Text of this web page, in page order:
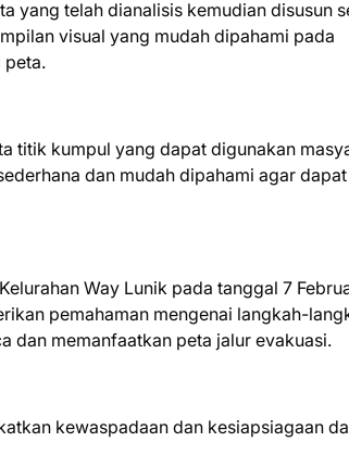
yang telah dianalisis kemudian disusun
visual yang mudah dipahami pada
peta.
titik kumpul yang dapat digunakan
dan mudah dipahami agar dapat
Way Lunik pada tanggal 7
pemahaman mengenai langkah-
dan memanfaatkan peta jalur evakuasi.
kewaspadaan dan kesiapsiagaan